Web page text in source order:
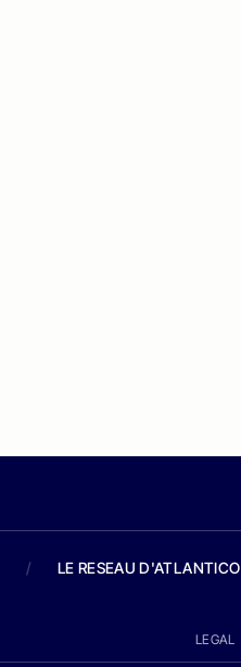
/ LE RESEAU D'ATLANTICO
LEGAL